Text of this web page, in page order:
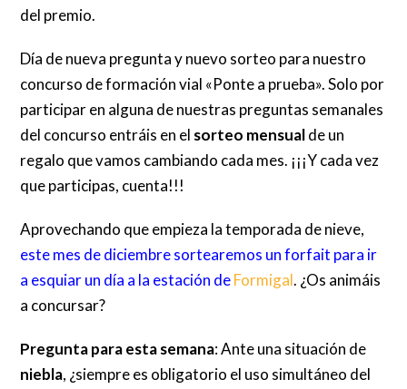
del premio.
Día de nueva pregunta y nuevo sorteo para nuestro
concurso de formación vial «Ponte a prueba». Solo por
participar en alguna de nuestras preguntas semanales
del concurso entráis en el sorteo mensualde un
regalo que vamos cambiando cada mes. ¡¡¡Y cada vez
que participas, cuenta!!!
Aprovechando que empieza la temporada de nieve,
este mes de diciembre sortearemos un forfait para ir
a esquiar un día a la estación deFormigal. ¿Os animáis
a concursar?
Pregunta para esta semana: Ante una situación de
niebla, ¿siempre es obligatorio el uso simultáneo del